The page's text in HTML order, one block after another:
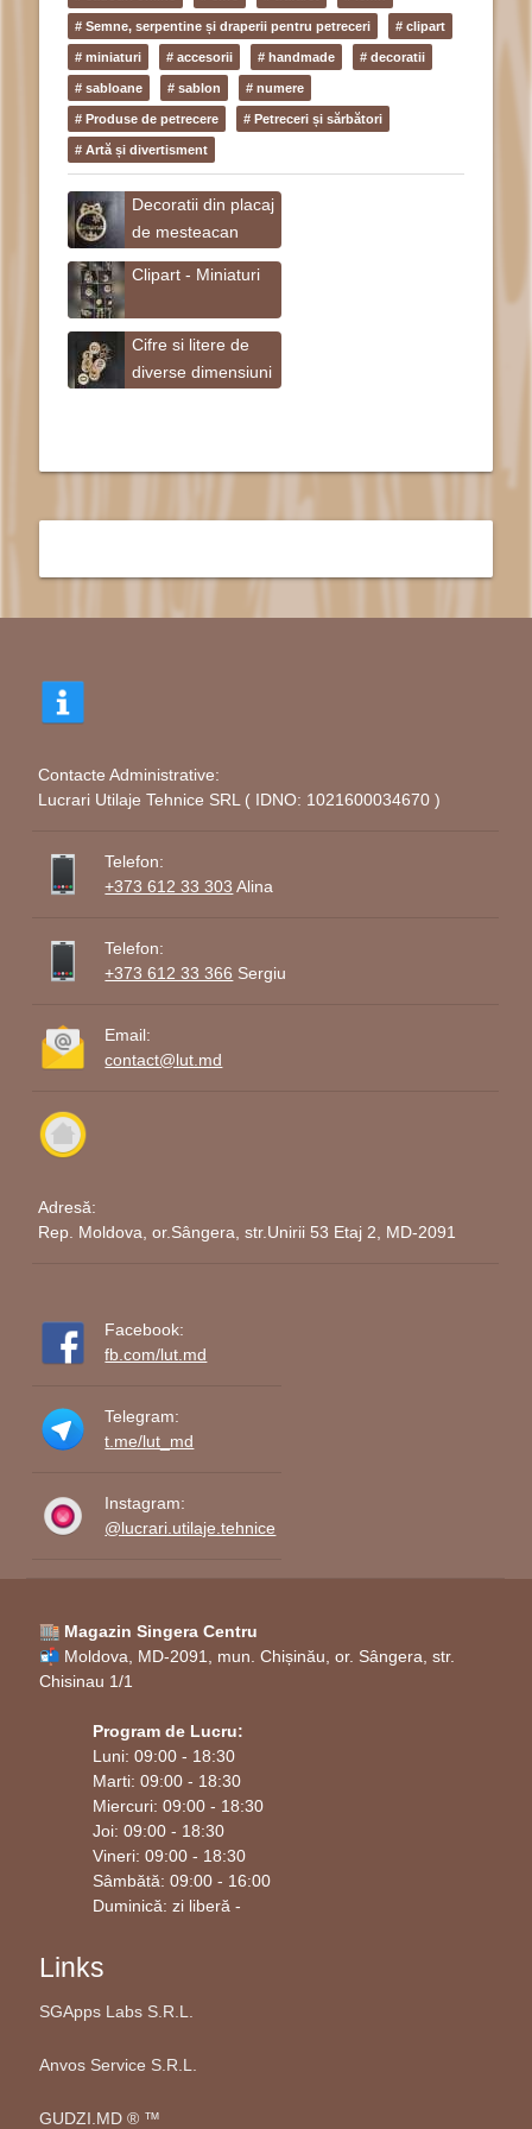
# Semne, serpentine și draperii pentru petreceri # clipart
# miniaturi # accesorii # handmade # decoratii
# sabloane # sablon # numere
# Produse de petrecere # Petreceri și sărbători
# Artă și divertisment
Decoratii din placaj
de mesteacan
Clipart - Miniaturi
Cifre si litere de
diverse dimensiuni
Contacte Administrative:
Lucrari Utilaje Tehnice SRL ( IDNO: 1021600034670 )
Telefon:
+373 612 33 303 Alina
Telefon:
+373 612 33 366 Sergiu
Email:
contact@lut.md
Adresă:
Rep. Moldova, or.Sângera, str.Unirii 53 Etaj 2, MD-2091
Facebook:
fb.com/lut.md
Telegram:
t.me/lut_md
Instagram:
@lucrari.utilaje.tehnice
🏬 Magazin Singera Centru
📬 Moldova, MD-2091, mun. Chișinău, or. Sângera, str.
Chisinau 1/1
Program de Lucru:
Luni: 09:00 - 18:30
Marti: 09:00 - 18:30
Miercuri: 09:00 - 18:30
Joi: 09:00 - 18:30
Vineri: 09:00 - 18:30
Sâmbătă: 09:00 - 16:00
Duminică: zi liberă -
Links
SGApps Labs S.R.L.
Anvos Service S.R.L.
GUDZI.MD ®️ ™️